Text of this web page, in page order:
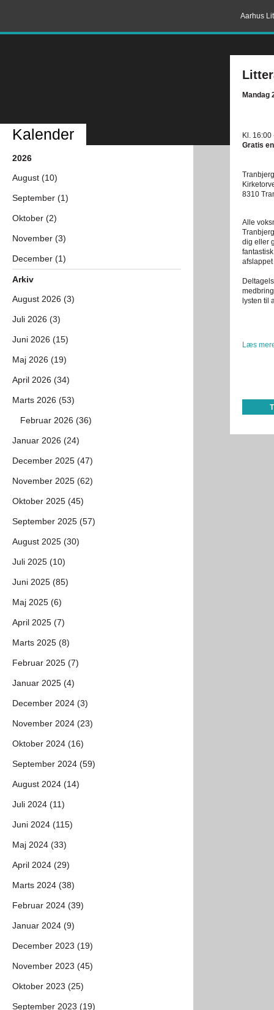
Aarhus
Mandag
Kl. 16:00
Gratis
8310
Alle
dig eller
lysten til
Læs
Kalender
2026
August (10)
September (1)
Oktober (2)
November (3)
December (1)
Arkiv
August 2026 (3)
Juli 2026 (3)
Juni 2026 (15)
Maj 2026 (19)
April 2026 (34)
Marts 2026 (53)
Februar 2026 (36)
Januar 2026 (24)
December 2025 (47)
November 2025 (62)
Oktober 2025 (45)
September 2025 (57)
August 2025 (30)
Juli 2025 (10)
Juni 2025 (85)
Maj 2025 (6)
April 2025 (7)
Marts 2025 (8)
Februar 2025 (7)
Januar 2025 (4)
December 2024 (3)
November 2024 (23)
Oktober 2024 (16)
September 2024 (59)
August 2024 (14)
Juli 2024 (11)
Juni 2024 (115)
Maj 2024 (33)
April 2024 (29)
Marts 2024 (38)
Februar 2024 (39)
Januar 2024 (9)
December 2023 (19)
November 2023 (45)
Oktober 2023 (25)
September 2023 (19)